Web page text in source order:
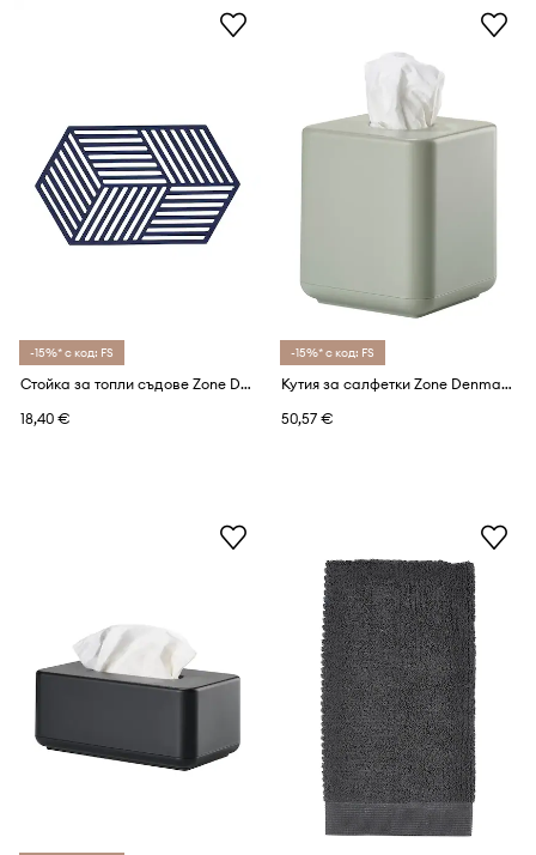
-15%* с код: FS
Стойка за топли съдове Zone Denmark Hexagon 24 x 14 cm
18,40 €
-15%* с код: FS
Кутия за салфетки Zone Denmark Ume 13 x 15 cm
50,57 €